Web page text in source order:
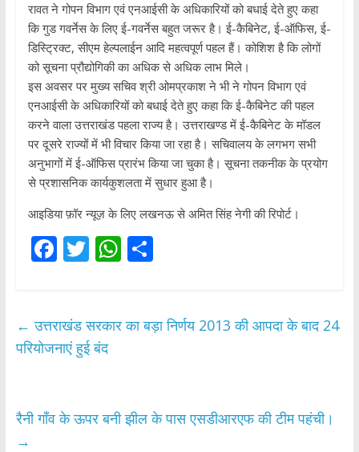
रावत ने गोपन विभाग एवं एनआईसी के अधिकारियों को बधाई देते हुए कहा
कि गुड गवर्नेस के लिए ई-गवर्नेस बहुत जरूर है। ई-कैबिनेट, ई-ऑफिस, ई-
डिस्ट्रिक्ट, सीएम हेल्पलाईन आदि महत्वपूर्ण पहल हैं। कोशिश है कि लोगों
को सूचना प्रौद्योगिकी का अधिक से अधिक लाभ मिले।
इस अवसर पर मुख्य सचिव श्री ओमप्रकाश ने भी ने गोपन विभाग एवं
एनआईसी के अधिकारियों को बधाई देते हुए कहा कि ई-कैबिनेट की पहल
करने वाला उत्तराखंड पहला राज्य है। उत्तराखण्ड में ई-कैबिनेट के मॉडल
पर दूसरे राज्यों में भी विचार किया जा रहा है। सचिवालय के लगभग सभी
अनुभागों में ई-ऑफिस प्रारंभ किया जा चुका है। सूचना तकनीक के प्रयोग
से प्रशासनिक कार्यकुशलता में सुधार हुआ है।
आइडिया फ़ॉर न्यूज़ के लिए लखनऊ से अमित सिंह नेगी की रिपोर्ट।
F
b
o
k
T
er
W
s
p
S
e
← उत्तराखंड सरकार का बड़ा निर्णय 2013 की आपदा के बाद 24
परियोजनाएं हुई बंद
रैनी गाँव के ऊपर बनी झील के पास एसडीआरएफ की टीम पहंची।
→